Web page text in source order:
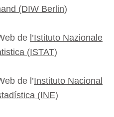
(DIW Berlin)
de l’Istituto Nazionale
(ISTAT)
de l’Instituto Nacional
(INE)